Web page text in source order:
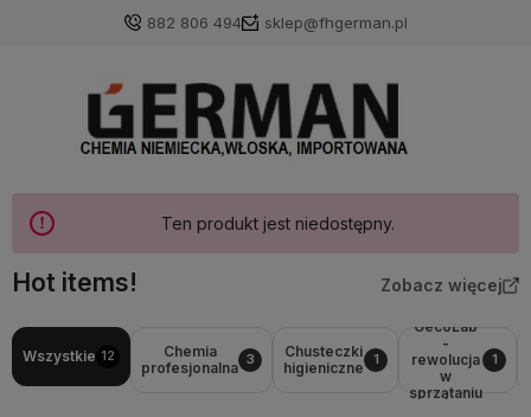
882 806 494 sklep@fhgerman.pl
Ten produkt jest niedostępny.
Hot items! Zobacz więcej
Wszystkie 12
Chemia
profesjonalna 3
Chusteczki
higieniczne
1
GecoLab
-
rewolucja
w
sprzątaniu
1